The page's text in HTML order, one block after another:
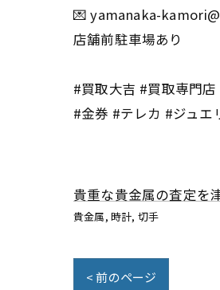
💌 yamanaka-
店舗前駐車場あり
#買取大吉 #買取専門
#金券 #テレカ #ジュ
貴重な貴金属の査定を
貴金属 時計 切手
< 前のページ